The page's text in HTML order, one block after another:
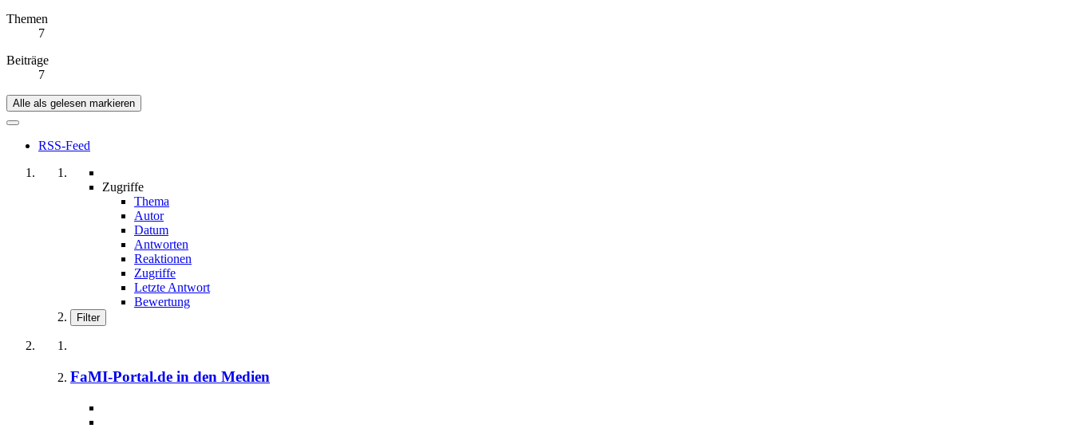
Themen
7
Beiträge
7
Alle als gelesen markieren
RSS-Feed
Zugriffe
Thema
Autor
Datum
Antworten
Reaktionen
Zugriffe
Letzte Antwort
Bewertung
Filter
FaMI-Portal.de in den Medien